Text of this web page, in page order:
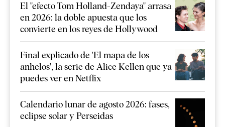
El "efecto Tom Holland-Zendaya" arrasa
en 2026: la doble apuesta que los
convierte en los reyes de Hollywood
Final explicado de 'El mapa de los
anhelos', la serie de Alice Kellen que ya
puedes ver en Netflix
Calendario lunar de agosto 2026: fases,
eclipse solar y Perseidas